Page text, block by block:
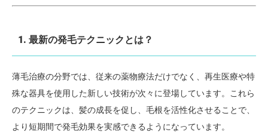
1. 最新の発毛テクニックとは？
薄毛治療の分野では、従来の薬物療法だけでなく、再生医療や特
殊な器具を使用した新しい技術が次々に登場しています。これら
のテクニックは、髪の成長を促し、毛根を活性化させることで、
より短期間で発毛効果を実感できるようになっています。